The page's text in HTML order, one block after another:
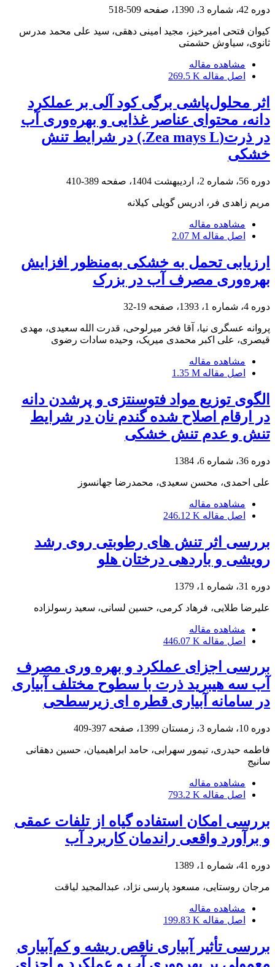
دوره 42، شماره 3، 1390، صفحه 509-518
کیوان فتحی امیرخیز، مجید امینی دهقی، سید علی محمد مدرس
ثانوی، سیاوش حشمتی
مشاهده مقاله
اصل مقاله 269.5 K
اثر محلول‌پاشی برگی کود آلی بر عملکرد
دانه، محتوای عناصر غذایی و بهره‌وری آب
در ذرت(Zea mays L.) در شرایط تنش
خشکی
دوره 56، شماره 2، اردیبهشت 1404، صفحه 389-410
مریم زاهدی فر، ادریس گویلی کیلانه
مشاهده مقاله
اصل مقاله 2.07 M
ارزیابی تحمل به خشکی به‌منظور افزایش
بهره‌وری مصرف آب در بزرک
دوره 4، شماره 1، 1393، صفحه 19-32
پروانه عسگری نیا، آقا فخر میرلوحی، قدرت الله سعیدی، مهدی
قیصری، علی اکبر محمدی میریک، وحیده سادات رضوی
مشاهده مقاله
اصل مقاله 1.35 M
الگوی توزیع مواد فتوسنتزی و پرشدن دانه
در ارقام اصلاح شده گندم نان در شرایط
تنش و عدم تنش خشکی
دوره 36، شماره 6، 1384
علی احمدی، محسن سعیدی، محمدرضا جهانسوز
مشاهده مقاله
اصل مقاله 246.12 K
بررسی اثر تنش های رطوبتی روی رشد
رویشی و باردهی درختان هلو
دوره 31، شماره 1، 1379
علیرضا طلایی، فرهاد کرمی، حسین لسانی، سعید رسولزاده
مشاهده مقاله
اصل مقاله 446.07 K
بررسی اجزای عملکرد و بهره ‏وری مصرف
آب سه هیبرید ذرت با سطوح مختلف آبیاری
در سامانه آبیاری قطره ‏ای زیرسطحی
دوره 10، شماره 3، زمستان 1399، صفحه 397-409
فاطمه حیدری، تیمور سهرابی، حامد ابراهیمیان، حسین دهقانی
سانیج
مشاهده مقاله
اصل مقاله 793.2 K
بررسی امکان استفاده گیاه از تلفات عمقی
و برآورد واقعی راندمان کاربرد آب
دوره 41، شماره 1، 1389
مرجان روستایی، مسعود پارسی نژاد، عبدالمجید لیاقت
مشاهده مقاله
اصل مقاله 199.83 K
بررسی تأثیر آبیاری ناقص ریشه و کم‌آبیاری